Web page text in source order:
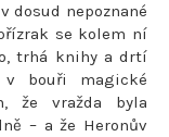
dosud nepoznané
se kolem ní
trhá knihy a drtí
v bouři magické
že vražda byla
– a že Heronův